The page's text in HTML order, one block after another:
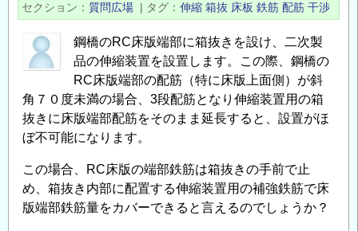
セクション
質問広場 | タグ 伸縮 箱抜 床板 鉄筋 配筋 干渉
鋼橋のRC床版端部に箱抜きを設け、二次製
品の伸縮装置を設置します。この際、鋼橋の
RC床版端部の配筋（特に床版上面側）が斜
角７０度未満の場合、3段配筋となり伸縮装置用の箱
抜きに床版端部配筋をそのまま延長すると、設置がほ
ぼ不可能になります。
この場合、RC床版の端部鉄筋は箱抜きの手前で止
め、箱抜き内部に配置する伸縮装置用の補強鉄筋で床
版端部鉄筋量をカバーできると言えるのでしょうか？